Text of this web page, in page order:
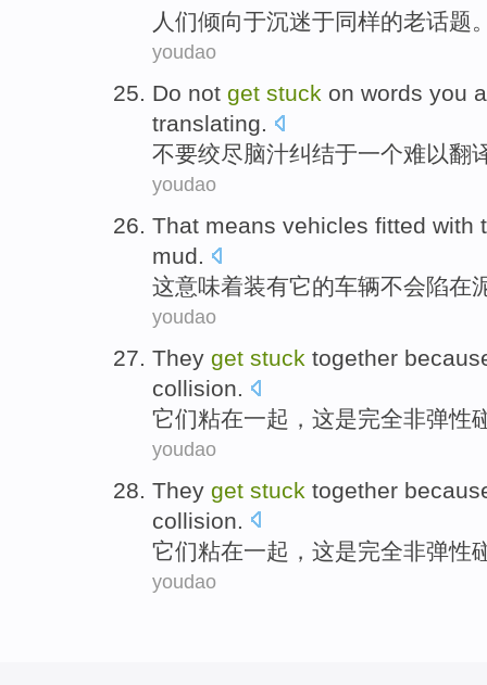
人们倾向于沉迷于同样的老话题
youdao
Do not get stuck on words you
translating.
不要绞尽脑汁纠结于一个难以翻
youdao
That means vehicles fitted with
mud.
这意味着装有它的车辆不会陷在
youdao
They get stuck together
collision.
它们粘在一起 ， 这是完全非弹性
youdao
They get stuck together
collision
它们粘在一起 ， 这是完全非弹性
youdao